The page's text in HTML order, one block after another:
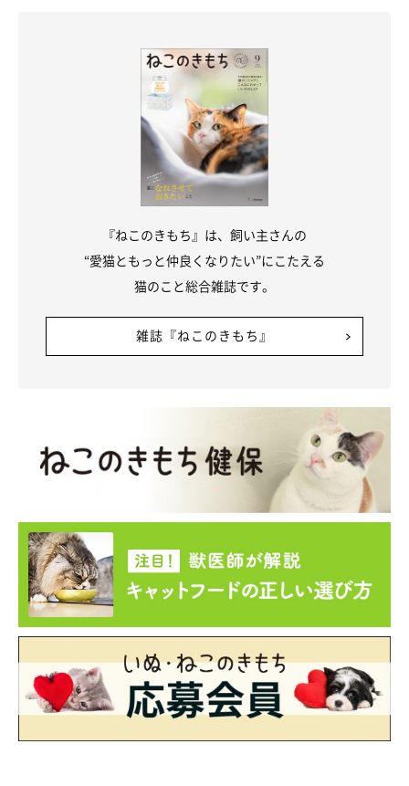
らさんの“得意技”を撮影した動画を、飼い主さんのコメントととも
にご紹介します。
＠mitsutoraharu3さん／Instagram
（監修：ねこのきもち獣医師相談室 獣医師・原駿太朗先生）
※この記事は投稿者さまに取材し、了承の上制作したものです。
2025年3月時点の情報であり、現在と異なる場合があります。
『ねこのきもち』は、飼い主さんの
“愛猫ともっと仲良くなりたい”にこたえる
猫のこと総合雑誌です。
雑誌『ねこのきもち』